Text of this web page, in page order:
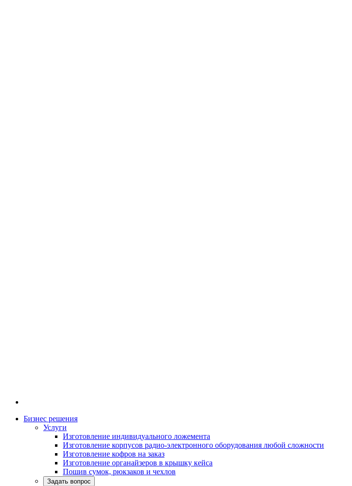
Бизнес решения
Услуги
Изготовление индивидуального ложемента
Изготовление корпусов радио-электронного оборудования любой сложности
Изготовление кофров на заказ
Изготовление органайзеров в крышку кейса
Пошив сумок, рюкзаков и чехлов
Задать вопрос